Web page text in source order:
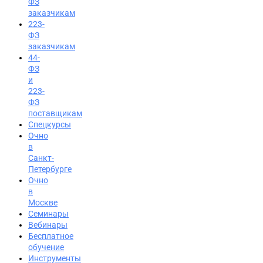
Вход на портал
8 (800) 200-24-26
заказчикам
223-
ФЗ
заказчикам
44-
ФЗ
и
223-
ФЗ
поставщикам
Спецкурсы
Очно
в
Санкт-
Петербурге
Очно
в
Москве
Семинары
Вебинары
Бесплатное
обучение
Инструменты